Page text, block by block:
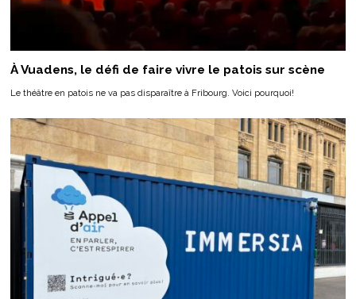
À Vuadens, le défi de faire vivre le patois sur scène
Le théâtre en patois ne va pas disparaître à Fribourg. Voici pourquoi!